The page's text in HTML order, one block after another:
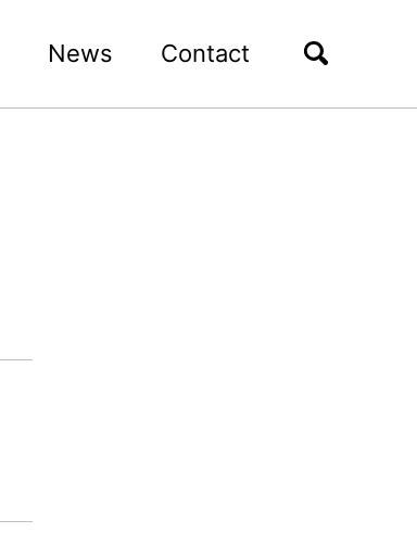
News Contact